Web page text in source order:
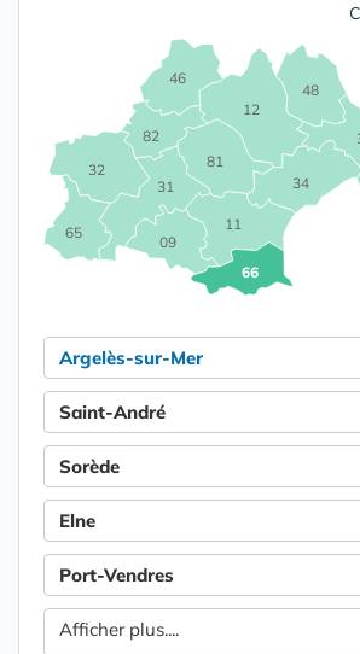
09
11
12
31
32
34
46
48
65
66
81
82
Argelès-sur-Mer
Saint-André
Sorède
Elne
Port-Vendres
Afficher plus....